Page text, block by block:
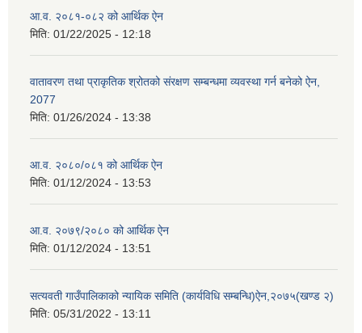
आ.व. २०८१-०८२ को आर्थिक ऐन
मिति: 01/22/2025 - 12:18
वातावरण तथा प्राकृतिक श्रोतको संरक्षण सम्बन्धमा व्यवस्था गर्न बनेको ऐन,
2077
मिति: 01/26/2024 - 13:38
आ.व. २०८०/०८१ को आर्थिक ऐन
मिति: 01/12/2024 - 13:53
आ.व. २०७९/२०८० को आर्थिक ऐन
मिति: 01/12/2024 - 13:51
सत्यवती गाउँपालिकाको न्यायिक समिति (कार्यविधि सम्बन्धि)ऐन,२०७५(खण्ड २)
मिति: 05/31/2022 - 13:11